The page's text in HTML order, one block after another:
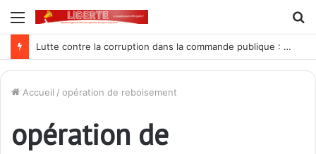
Menu
Lutte contre la corruption dans la commande publique : Qu’est-ce qui explique le silence du parquet général sur les dossiers de l’ARCOP?
Accueil / opération de reboisement
opération de